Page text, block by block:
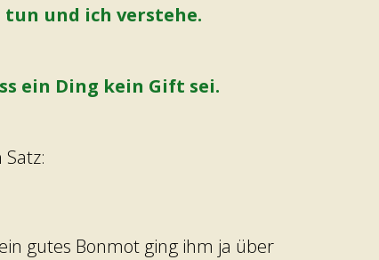
tun und ich verstehe.
ein Ding kein Gift sei.
gutes Bonmot ging ihm ja über